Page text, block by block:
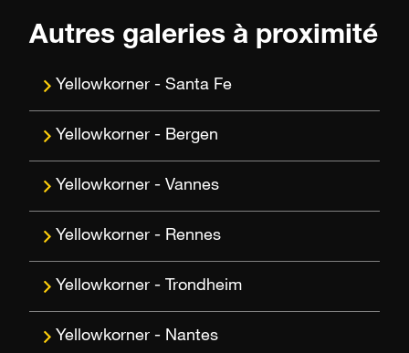
Autres galeries à proximité
Santa Fe
Bergen
Vannes
Rennes
Trondheim
Nantes